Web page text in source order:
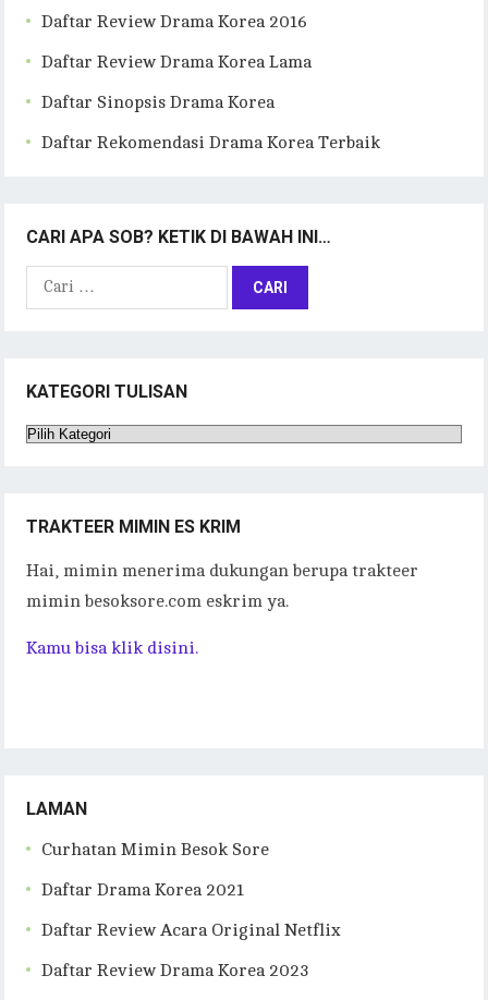
Daftar Review Drama Korea 2016
Daftar Review Drama Korea Lama
Daftar Sinopsis Drama Korea
Daftar Rekomendasi Drama Korea Terbaik
CARI APA SOB? KETIK DI BAWAH INI…
Cari
KATEGORI TULISAN
Kategori
TRAKTEER MIMIN ES KRIM
Hai, mimin menerima dukungan berupa trakteer
mimin besoksore.com eskrim ya.
Kamu bisa klik disini.
LAMAN
Curhatan Mimin Besok Sore
Daftar Drama Korea 2021
Daftar Review Acara Original Netflix
Daftar Review Drama Korea 2023